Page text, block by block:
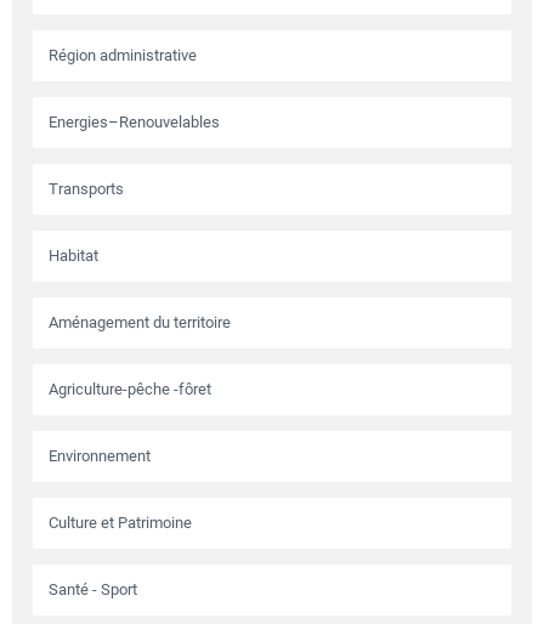
Région administrative
Energies–Renouvelables
Transports
Habitat
Aménagement du territoire
Agriculture-pêche -fôret
Environnement
Culture et Patrimoine
Santé - Sport